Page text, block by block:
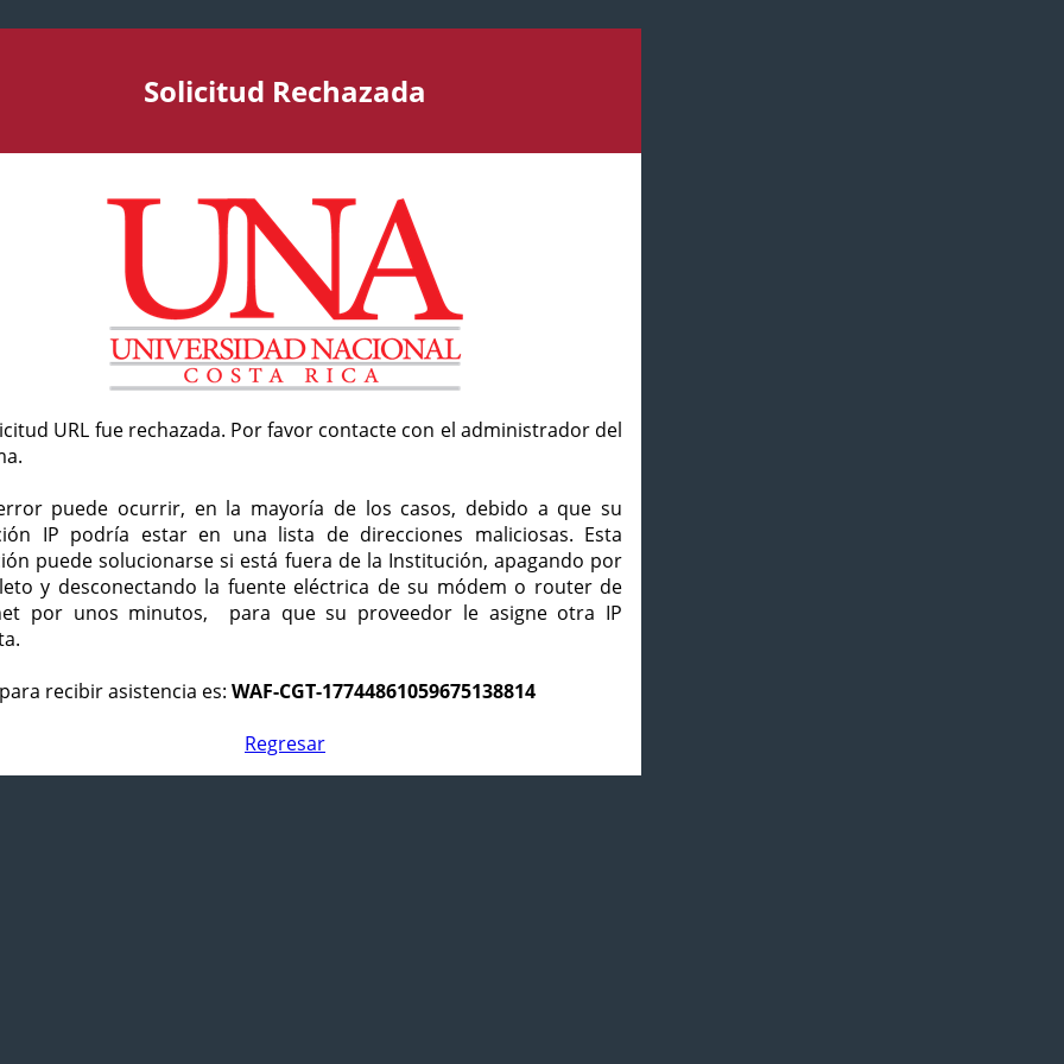
Solicitud Rechazada
URL fue rechazada. Por favor contacte con el administrador del
puede ocurrir, en la mayoría de los casos, debido a que su
IP podría estar en una lista de direcciones maliciosas. Esta
puede solucionarse si está fuera de la Institución, apagando por
y desconectando la fuente eléctrica de su módem o router de
por unos minutos, para que su proveedor le asigne otra IP
recibir asistencia es: WAF-CGT-17744861059675138814
Regresar